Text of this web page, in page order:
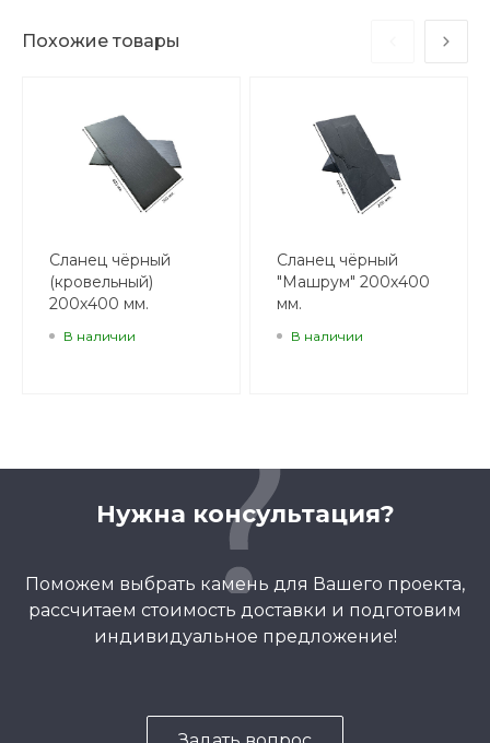
Похожие товары
Сланец чёрный
(кровельный)
200х400 мм.
В наличии
Сланец чёрный
"Машрум" 200х400
мм.
В наличии
Нужна консультация?
Поможем выбрать камень для Вашего проекта,
рассчитаем стоимость доставки и подготовим
индивидуальное предложение!